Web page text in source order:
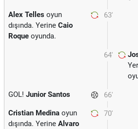
63'
Alex Telles oyun
dışında. Yerine Caio
Roque oyunda.
64'
66'
GOL! Junior Santos
70'
Cristian Medina oyun
dışında. Yerine Alvaro